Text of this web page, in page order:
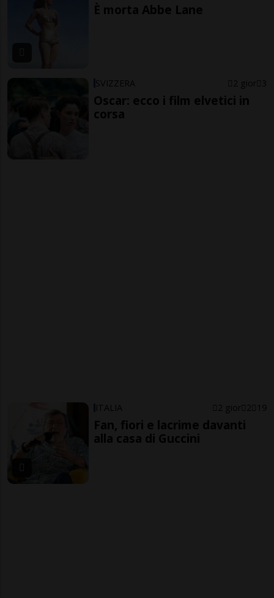
È morta Abbe Lane
SVIZZERA 2 gior 3
Oscar: ecco i film elvetici in
corsa
ITALIA 2 gior 2 19
Fan, fiori e lacrime davanti
alla casa di Guccini